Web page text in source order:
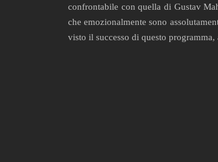
confrontabile con quella di Gustav
che emozionalmente sono
visto il successo di questo